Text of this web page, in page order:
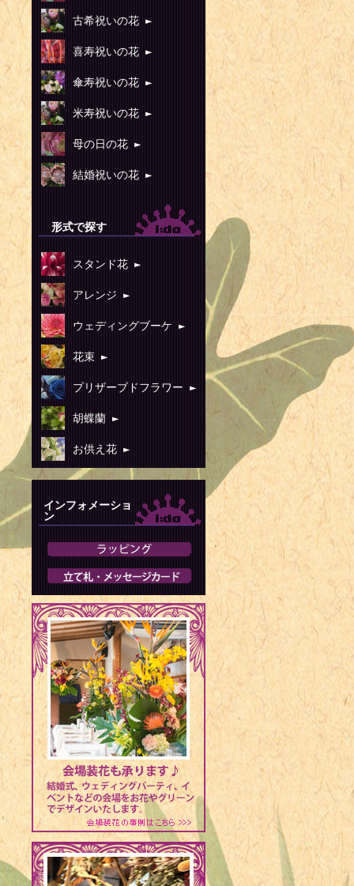
古希祝いの花 ►
喜寿祝いの花 ►
傘寿祝いの花 ►
米寿祝いの花 ►
母の日の花 ►
結婚祝いの花 ►
形式で探す
スタンド花 ►
アレンジ ►
ウェディングブーケ ►
花束 ►
プリザーブドフラワー ►
胡蝶蘭 ►
お供え花 ►
インフォメーショ
ン